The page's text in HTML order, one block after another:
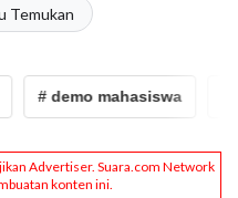
Temukan
# demo mahasiswa